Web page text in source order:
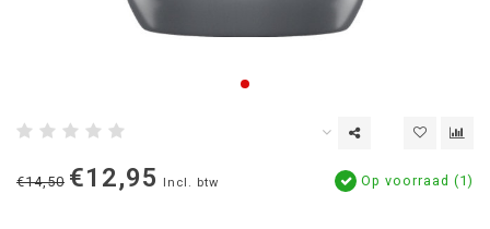
€14,50 €12,95 Incl. btw Op voorraad (1)